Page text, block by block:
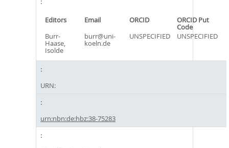
Editors Email ORCID ORCID Put
Code
Burr-
Haase,
Isolde
burr@uni-
koeln.de
UNSPECIFIED UNSPECIFIED
URN:
urn:nbn:de:hbz:38-75283